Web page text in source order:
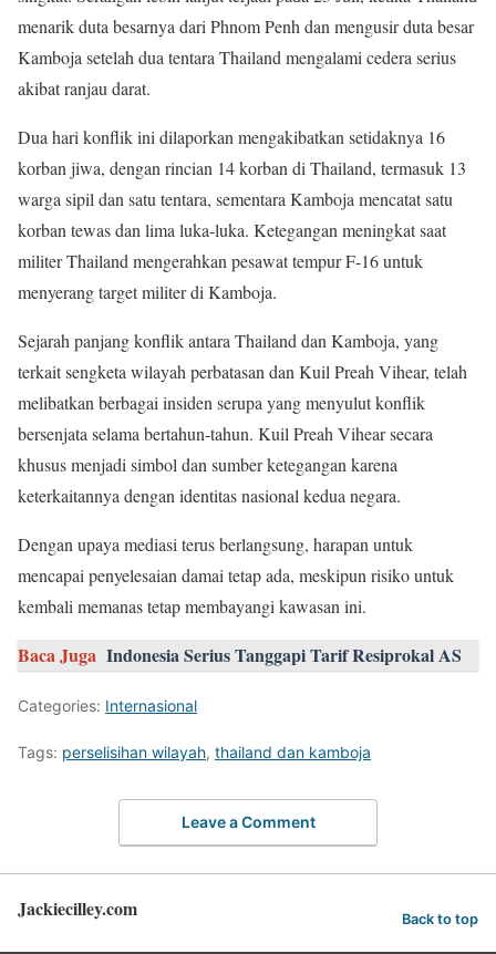
menarik duta besarnya dari Phnom Penh dan mengusir duta besar
Kamboja setelah dua tentara Thailand mengalami cedera serius
akibat ranjau darat.
Dua hari konflik ini dilaporkan mengakibatkan setidaknya 16
korban jiwa, dengan rincian 14 korban di Thailand, termasuk 13
warga sipil dan satu tentara, sementara Kamboja mencatat satu
korban tewas dan lima luka-luka. Ketegangan meningkat saat
militer Thailand mengerahkan pesawat tempur F-16 untuk
menyerang target militer di Kamboja.
Sejarah panjang konflik antara Thailand dan Kamboja, yang
terkait sengketa wilayah perbatasan dan Kuil Preah Vihear, telah
melibatkan berbagai insiden serupa yang menyulut konflik
bersenjata selama bertahun-tahun. Kuil Preah Vihear secara
khusus menjadi simbol dan sumber ketegangan karena
keterkaitannya dengan identitas nasional kedua negara.
Dengan upaya mediasi terus berlangsung, harapan untuk
mencapai penyelesaian damai tetap ada, meskipun risiko untuk
kembali memanas tetap membayangi kawasan ini.
Baca Juga Indonesia Serius Tanggapi Tarif Resiprokal AS
Categories: Internasional
Tags: perselisihan wilayah, thailand dan kamboja
Leave a Comment
Jackiecilley.com Back to top